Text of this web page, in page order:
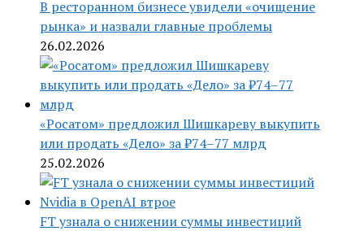
В ресторанном бизнесе увидели «очищение
рынка» и назвали главные проблемы
26.02.2026
«Росатом» предложил Шишкареву выкупить
или продать «Дело» за ₽74–77 млрд
25.02.2026
FT узнала о снижении суммы инвестиций